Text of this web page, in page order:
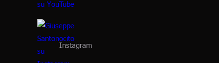
Instagram